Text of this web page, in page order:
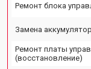
Ремонт блока
Замена
Ремонт платы
(восстановление)